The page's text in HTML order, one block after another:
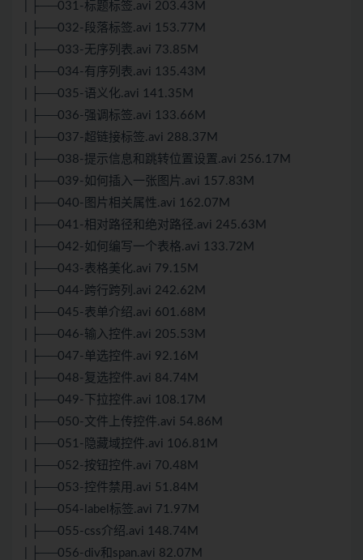
| ├──031-标题标签.avi 203.43M
| ├──032-段落标签.avi 153.77M
| ├──033-无序列表.avi 73.85M
| ├──034-有序列表.avi 135.43M
| ├──035-语义化.avi 141.35M
| ├──036-强调标签.avi 133.66M
| ├──037-超链接标签.avi 288.37M
| ├──038-提示信息和跳转位置设置.avi 256.17M
| ├──039-如何插入一张图片.avi 157.83M
| ├──040-图片相关属性.avi 162.07M
| ├──041-相对路径和绝对路径.avi 245.63M
| ├──042-如何编写一个表格.avi 133.72M
| ├──043-表格美化.avi 79.15M
| ├──044-跨行跨列.avi 242.62M
| ├──045-表单介绍.avi 601.68M
| ├──046-输入控件.avi 205.53M
| ├──047-单选控件.avi 92.16M
| ├──048-复选控件.avi 84.74M
| ├──049-下拉控件.avi 108.17M
| ├──050-文件上传控件.avi 54.86M
| ├──051-隐藏域控件.avi 106.81M
| ├──052-按钮控件.avi 70.48M
| ├──053-控件禁用.avi 51.84M
| ├──054-label标签.avi 71.97M
| ├──055-css介绍.avi 148.74M
| ├──056-div和span.avi 82.07M